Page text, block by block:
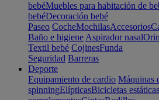
bebéMuebles para habitación de
bebéDecoración bebé
Paseo CocheMochilasAccesorios
Baño e higiene Aspirador nasal
Textil bebé CojinesFunda
Seguridad Barreras
Deporte
Equipamiento de cardio Máquinas
spinningElípticasBicicletas estáticas